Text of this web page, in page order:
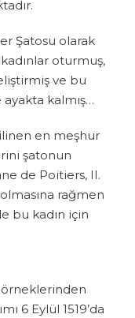
Şatosu olarak
oturmuş,
ve bu
kalmış…
en meşhur
şatonun
de Poitiers, II.
rağmen
bu kadın için
örneklerinden
6 Eylül 1519’da